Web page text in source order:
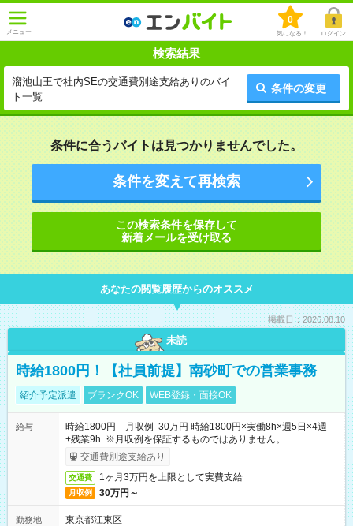
メニュー
0
気になる！ ログイン
検索結果
溜池山王で社内SEの交通費別途支給ありのバイ
ト一覧
条件の変更
条件に合うバイトは見つかりませんでした。
条件を変えて再検索
この検索条件を保存して
新着メールを受け取る
あなたの閲覧履歴からのオススメ
掲載日：2026.08.10
未読
時給1800円！【社員前提】南砂町での営業事務
紹介予定派遣 ブランクOK WEB登録・面接OK
給与
時給1800円 月収例 30万円 時給1800円×実働8h×週5日×4週
+残業9h ※月収例を保証するものではありません。
交通費別途支給あり
交通費 1ヶ月3万円を上限として実費支給
月収例 30万円～
勤務地
東京都江東区